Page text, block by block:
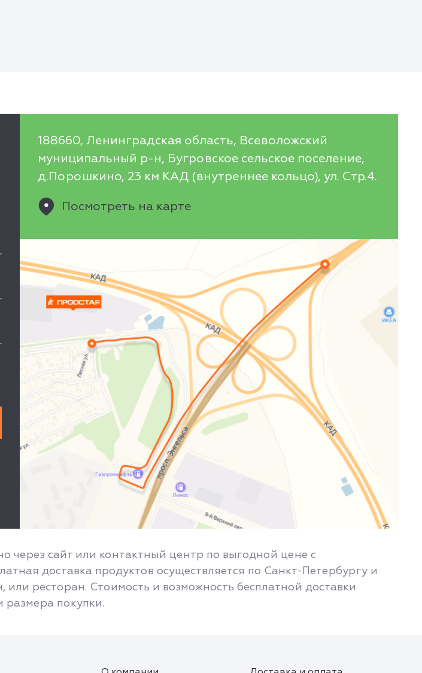
188660, Ленинградская область, Всеволожский
муниципальный р-н, Бугровское сельское поселение,
д.Порошкино, 23 км КАД (внутреннее кольцо), ул. Стр.4.
Посмотреть на карте
через сайт или контактный центр по выгодной цене с
доставка продуктов осуществляется по Санкт-Петербургу и
ресторан. Стоимость и возможность бесплатной доставки
размера покупки.